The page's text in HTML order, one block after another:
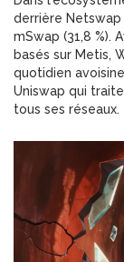
derrière
mSwap (31,8 %).
basés sur Metis,
quotidien
Uniswap qui
tous ses réseaux.